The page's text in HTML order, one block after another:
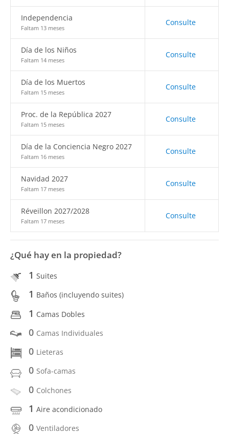
Independencia
Faltam 13 meses
Consulte
Día de los Niños
Faltam 14 meses
Consulte
Día de los Muertos
Faltam 15 meses
Consulte
Proc. de la República 2027
Faltam 15 meses
Consulte
Día de la Conciencia Negro 2027
Faltam 16 meses
Consulte
Navidad 2027
Faltam 17 meses
Consulte
Réveillon 2027/2028
Faltam 17 meses
Consulte
¿Qué hay en la propiedad?
1 Suites
1 Baños (incluyendo suites)
1 Camas Dobles
0 Camas Individuales
0 Lieteras
0 Sofa-camas
0 Colchones
1 Aire acondicionado
0 Ventiladores